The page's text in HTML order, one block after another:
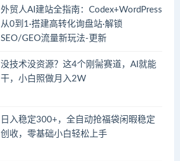
外贸人AI建站全指南：Codex+WordPress
从0到1·搭建高转化询盘站·解锁
SEO/GEO流量新玩法-更新
没技术没资源？这4个刚需赛道，AI就能
干，小白照做月入2W
日入稳定300+，全自动抢福袋闲暇稳定
创收，零基础小白轻松上手